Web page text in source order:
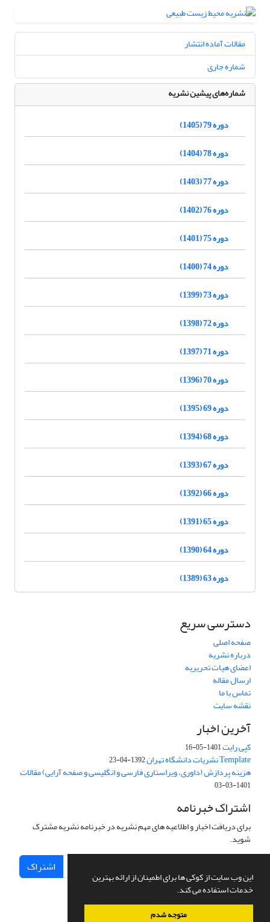
این وب سایت از کوکی ها برای اطمینان از ارائه بهترین
خدمات استفاده می کند.
متوجه شدم
مقالات آماده انتشار
شماره جاری
شماره‌های پیشین نشریه
دوره 79 (1405)
دوره 78 (1404)
دوره 77 (1403)
دوره 76 (1402)
دوره 75 (1401)
دوره 74 (1400)
دوره 73 (1399)
دوره 72 (1398)
دوره 71 (1397)
دوره 70 (1396)
دوره 69 (1395)
دوره 68 (1394)
دوره 67 (1393)
دوره 66 (1392)
دوره 65 (1391)
دوره 64 (1390)
دوره 63 (1389)
دسترسی سریع
صفحه اصلی
درباره نشریه
اعضای هیات تحریریه
ارسال مقاله
تماس با ما
نقشه سایت
آخرین اخبار
کپی رایت1401-05-16
Template نشریات دانشگاه تهران 1392-04-23
هزینه پردازش (داوری، ویراستاری فارسی و انگلیسی و صفحه آرایی) مقالات
1401-03-03
اشتراک خبرنامه
برای دریافت اخبار و اطلاعیه های مهم نشریه در خبرنامه نشریه مشترک
شوید.
اشتراک